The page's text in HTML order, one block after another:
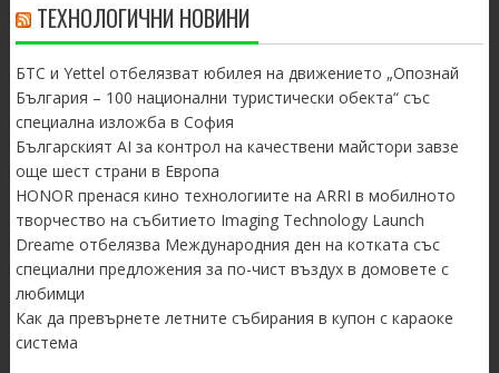
ТЕХНОЛОГИЧНИ НОВИНИ
БТС и Yettel отбелязват юбилея на движението „Опознай
България – 100 национални туристически обекта“ със
специална изложба в София
Българският AI за контрол на качествени майстори завзе
още шест страни в Европа
HONOR пренася кино технологиите на ARRI в мобилното
творчество на събитието Imaging Technology Launch
Dreame отбелязва Международния ден на котката със
специални предложения за по-чист въздух в домовете с
любимци
Как да превърнете летните събирания в купон с караоке
система